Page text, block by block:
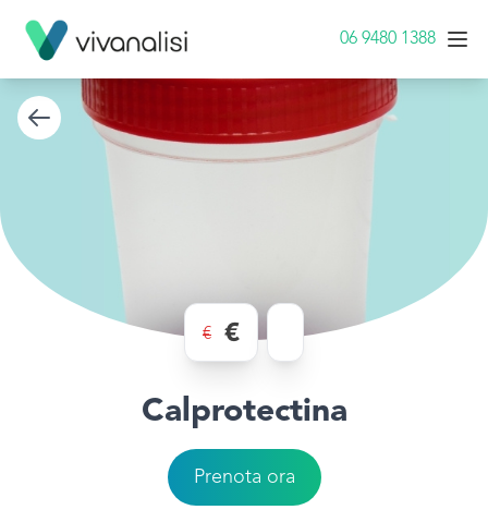
06 9480 1388
€ €
Calprotectina
Prenota ora